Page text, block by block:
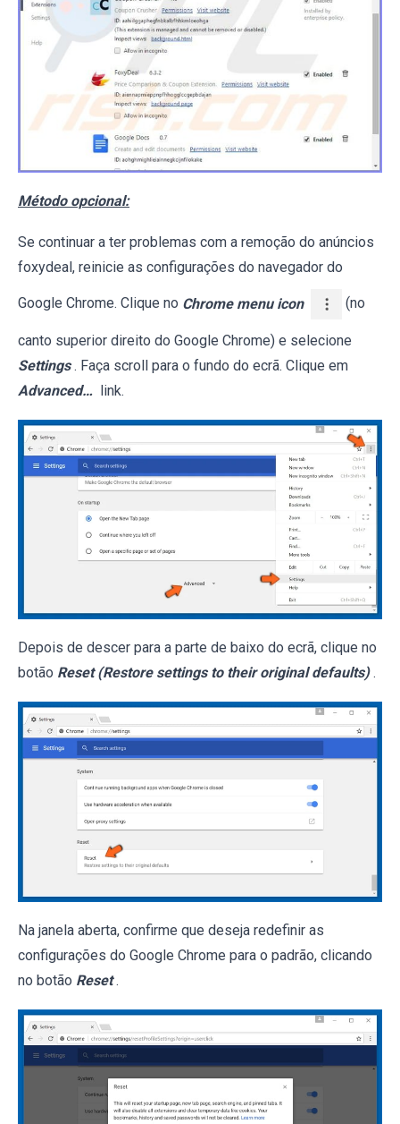
Método opcional:
Se continuar a ter problemas com a remoção do anúncios
foxydeal, reinicie as configurações do navegador do
Google Chrome. Clique no Chrome menu icon (no
canto superior direito do Google Chrome) e selecione
Settings . Faça scroll para o fundo do ecrã. Clique em
Advanced…
link.
Depois de descer para a parte de baixo do ecrã, clique no
botão Reset (Restore settings to their original defaults) .
Na janela aberta, confirme que deseja redefinir as
configurações do Google Chrome para o padrão, clicando
no botão Reset .